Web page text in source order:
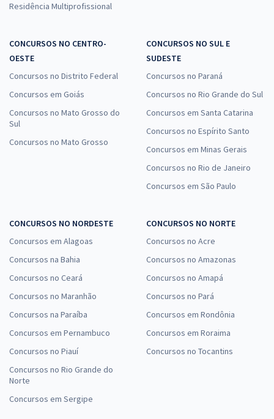
Residência Multiprofissional
CONCURSOS NO CENTRO-
OESTE
Concursos no Distrito Federal
Concursos em Goiás
Concursos no Mato Grosso do
Sul
Concursos no Mato Grosso
CONCURSOS NO SUL E
SUDESTE
Concursos no Paraná
Concursos no Rio Grande do Sul
Concursos em Santa Catarina
Concursos no Espírito Santo
Concursos em Minas Gerais
Concursos no Rio de Janeiro
Concursos em São Paulo
CONCURSOS NO NORDESTE
Concursos em Alagoas
Concursos na Bahia
Concursos no Ceará
Concursos no Maranhão
Concursos na Paraíba
Concursos em Pernambuco
Concursos no Piauí
Concursos no Rio Grande do
Norte
Concursos em Sergipe
CONCURSOS NO NORTE
Concursos no Acre
Concursos no Amazonas
Concursos no Amapá
Concursos no Pará
Concursos em Rondônia
Concursos em Roraima
Concursos no Tocantins